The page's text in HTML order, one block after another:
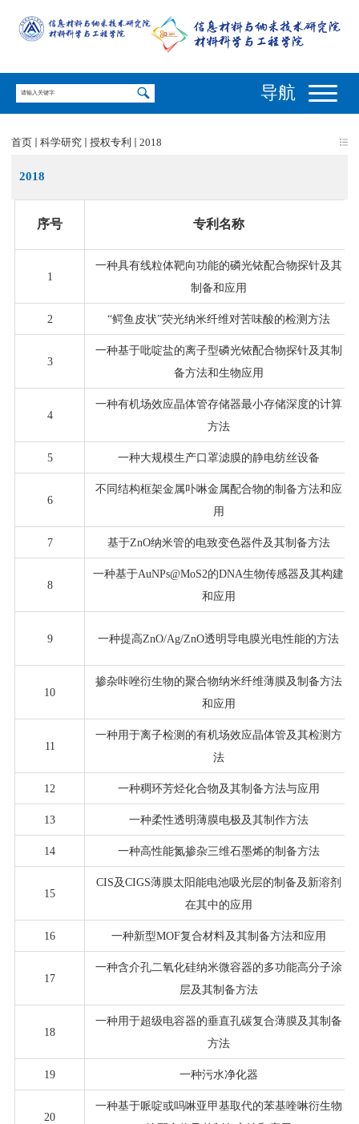
导航
首页 科学研究 授权专利 2018
2018
序号 专利名称
1
一种具有线粒体靶向功能的磷光铱配合物探针及其
制备和应用
2 “鳄鱼皮状”荧光纳米纤维对苦味酸的检测方法
3
一种基于吡啶盐的离子型磷光铱配合物探针及其制
备方法和生物应用
4
一种有机场效应晶体管存储器最小存储深度的计算
方法
5 一种大规模生产口罩滤膜的静电纺丝设备
6
不同结构框架金属卟啉金属配合物的制备方法和应
用
7 基于ZnO纳米管的电致变色器件及其制备方法
8
一种基于AuNPs@MoS2的DNA生物传感器及其构建
和应用
9 一种提高ZnO/Ag/ZnO透明导电膜光电性能的方法
10
掺杂咔唑衍生物的聚合物纳米纤维薄膜及制备方法
和应用
11
一种用于离子检测的有机场效应晶体管及其检测方
法
12 一种稠环芳烃化合物及其制备方法与应用
13 一种柔性透明薄膜电极及其制作方法
14 一种高性能氮掺杂三维石墨烯的制备方法
15
CIS及CIGS薄膜太阳能电池吸光层的制备及新溶剂
在其中的应用
16 一种新型MOF复合材料及其制备方法和应用
17
一种含介孔二氧化硅纳米微容器的多功能高分子涂
层及其制备方法
18
一种用于超级电容器的垂直孔碳复合薄膜及其制备
方法
19 一种污水净化器
20
一种基于哌啶或吗啉亚甲基取代的苯基喹啉衍生物